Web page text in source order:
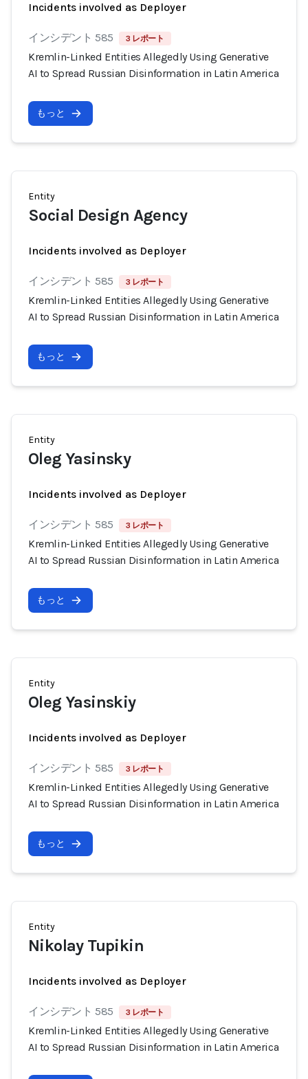
Incidents involved as Deployer
インシデント 585 3 レポート
Kremlin-Linked Entities Allegedly Using Generative
AI to Spread Russian Disinformation in Latin America
もっと
Entity
Social Design Agency
Incidents involved as Deployer
インシデント 585 3 レポート
Kremlin-Linked Entities Allegedly Using Generative
AI to Spread Russian Disinformation in Latin America
もっと
Entity
Oleg Yasinsky
Incidents involved as Deployer
インシデント 585 3 レポート
Kremlin-Linked Entities Allegedly Using Generative
AI to Spread Russian Disinformation in Latin America
もっと
Entity
Oleg Yasinskiy
Incidents involved as Deployer
インシデント 585 3 レポート
Kremlin-Linked Entities Allegedly Using Generative
AI to Spread Russian Disinformation in Latin America
もっと
Entity
Nikolay Tupikin
Incidents involved as Deployer
インシデント 585 3 レポート
Kremlin-Linked Entities Allegedly Using Generative
AI to Spread Russian Disinformation in Latin America